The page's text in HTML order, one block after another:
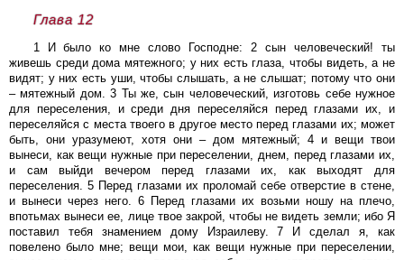
Глава 12
1 И было ко мне слово Господне: 2 сын человеческий! ты
живешь среди дома мятежного; у них есть глаза, чтобы видеть, а не
видят; у них есть уши, чтобы слышать, а не слышат; потому что они
– мятежный дом. 3 Ты же, сын человеческий, изготовь себе нужное
для переселения, и среди дня переселяйся перед глазами их, и
переселяйся с места твоего в другое место перед глазами их; может
быть, они уразумеют, хотя они – дом мятежный; 4 и вещи твои
вынеси, как вещи нужные при переселении, днем, перед глазами их,
и сам выйди вечером перед глазами их, как выходят для
переселения. 5 Перед глазами их проломай себе отверстие в стене,
и вынеси через него. 6 Перед глазами их возьми ношу на плечо,
впотьмах вынеси ее, лице твое закрой, чтобы не видеть земли; ибо Я
поставил тебя знамением дому Израилеву. 7 И сделал я, как
повелено было мне; вещи мои, как вещи нужные при переселении,